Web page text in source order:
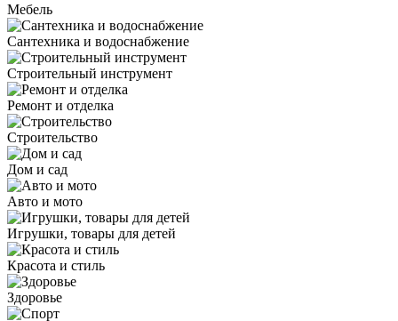
Мебель
Сантехника и водоснабжение
Строительный инструмент
Ремонт и отделка
Строительство
Дом и сад
Авто и мото
Игрушки, товары для детей
Красота и стиль
Здоровье